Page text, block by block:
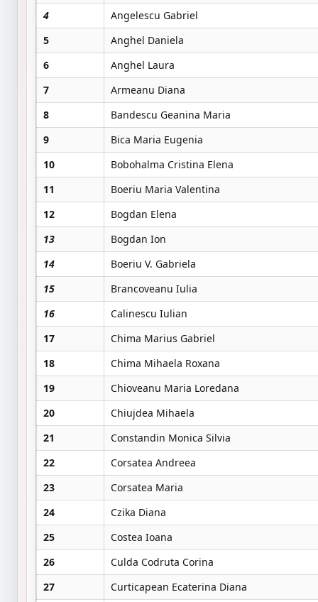
4
Angelescu Gabriel
5
Anghel Daniela
6
Anghel Laura
7
Armeanu Diana
8
Bandescu Geanina Maria
9
Bica Maria Eugenia
10
Bobohalma Cristina Elena
11
Boeriu Maria Valentina
12
Bogdan Elena
13
Bogdan Ion
14
Boeriu V. Gabriela
15
Brancoveanu Iulia
16
Calinescu Iulian
17
Chima Marius Gabriel
18
Chima Mihaela Roxana
19
Chioveanu Maria Loredana
20
Chiujdea Mihaela
21
Constandin Monica Silvia
22
Corsatea Andreea
23
Corsatea Maria
24
Czika Diana
25
Costea Ioana
26
Culda Codruta Corina
27
Curticapean Ecaterina Diana